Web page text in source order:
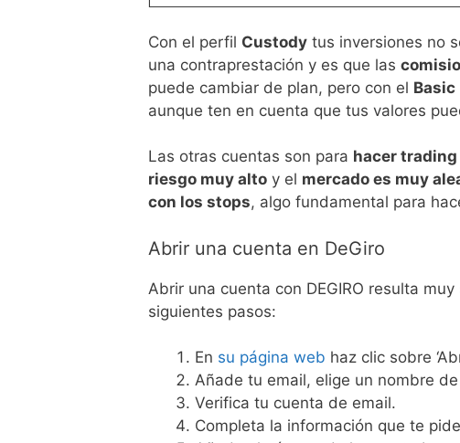
Con el perfil Custody tus inversiones no
una contraprestación y es que las
puede cambiar de plan, pero con el Basic
aunque ten en cuenta que tus valores
Las otras cuentas son para hacer trading
riesgo muy alto y el mercado es muy
con los stops, algo fundamental para
Abrir una cuenta en DeGiro
Abrir una cuenta con DEGIRO resulta
siguientes pasos:
En su página web haz clic sobre
Añade tu email, elige un nombre
Verifica tu cuenta de email.
Completa la información que te